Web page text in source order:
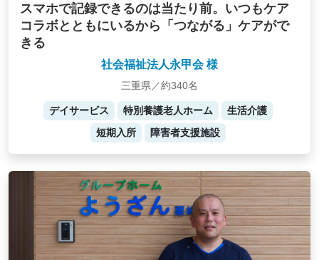
スマホで記録できるのは当たり前。いつもケア
コラボとともにいるから「つながる」ケアがで
きる
社会福祉法人永甲会 様
三重県／約340名
デイサービス 特別養護老人ホーム
生活介護
短期入所
障害者支援施設